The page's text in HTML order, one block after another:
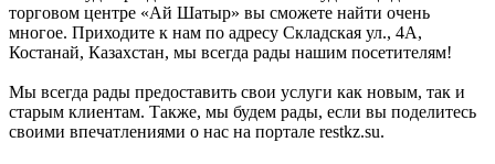
торговом центре «Ай Шатыр» вы сможете найти очень
многое. Приходите к нам по адресу Складская ул., 4А,
Костанай, Казахстан, мы всегда рады нашим посетителям!
Мы всегда рады предоставить свои услуги как новым, так и
старым клиентам. Также, мы будем рады, если вы поделитесь
своими впечатлениями о нас на портале restkz.su.